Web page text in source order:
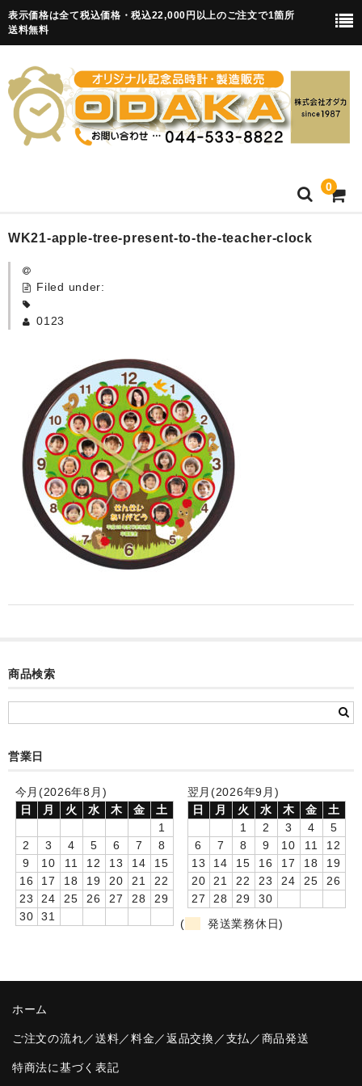
表示価格は全て税込価格・税込22,000円以上のご注文で1箇所
送料無料
0
HOME
卒園記念品
カード付フォトフレームクロック(集合)
目覚まし時計(集合＋個別)
メロディ時計(集合)
音声時計(集合)
目覚まし時計(個別)
お絵かきギャラリープラス(絵＋個別)
お絵かきギャラリー
卒園DVDアルバム
卒業記念品
音声入りフォトフレームクロック(集合)
音声入りフォトフレームクロック(校歌)
スポーツウォッチ
WK21-apple-tree-present-to-the-teacher-clock
Filed under:
0123
商品検索
営業日
今月(2026年8月)
日
月 火 水 木 金
土
1
2
3 4 5 6 7
8
9
10 11 12 13 14
15
16
17 18 19 20 21
22
23
24 25 26 27 28
29
30
31
翌月(2026年9月)
日
月 火 水 木 金
土
1
2 3 4
5
6
7 8 9 10 11
12
13
14 15 16 17 18
19
20
21 22 23 24 25
26
27
28 29
30
(
発送業務休日)
ホーム
ご注文の流れ／送料／料金／返品交換／支払／商品発送
特商法に基づく表記